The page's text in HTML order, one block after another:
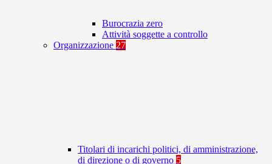
Burocrazia zero
Attività soggette a controllo
Organizzazione 27
Titolari di incarichi politici, di amministrazione,
di direzione o di governo 5